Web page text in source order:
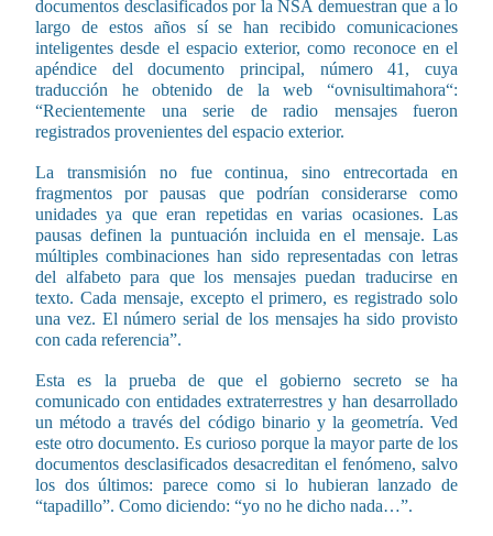
documentos desclasificados por la NSA demuestran que a lo
largo de estos años sí se han recibido comunicaciones
inteligentes desde el espacio exterior, como reconoce en el
apéndice del documento principal, número 41, cuya
traducción he obtenido de la web “ovnisultimahora“:
“Recientemente una serie de radio mensajes fueron
registrados provenientes del espacio exterior.
La transmisión no fue continua, sino entrecortada en
fragmentos por pausas que podrían considerarse como
unidades ya que eran repetidas en varias ocasiones. Las
pausas definen la puntuación incluida en el mensaje. Las
múltiples combinaciones han sido representadas con letras
del alfabeto para que los mensajes puedan traducirse en
texto. Cada mensaje, excepto el primero, es registrado solo
una vez. El número serial de los mensajes ha sido provisto
con cada referencia”.
Esta es la prueba de que el gobierno secreto se ha
comunicado con entidades extraterrestres y han desarrollado
un método a través del código binario y la geometría. Ved
este otro documento. Es curioso porque la mayor parte de los
documentos desclasificados desacreditan el fenómeno, salvo
los dos últimos: parece como si lo hubieran lanzado de
“tapadillo”. Como diciendo: “yo no he dicho nada…”.